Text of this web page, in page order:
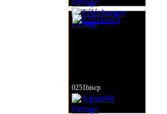
0251biscp